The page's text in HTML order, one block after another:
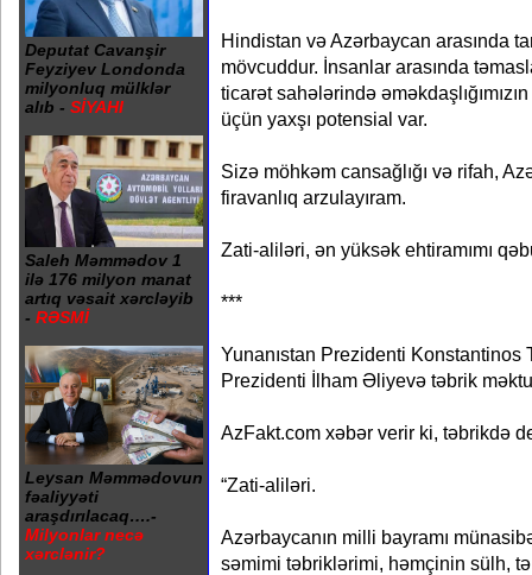
Deputat Cavanşir
Feyziyev Londonda
milyonluq mülklər
alıb - SİYAHI
Saleh Məmmədov 1
ilə 176 milyon manat
artıq vəsait xərcləyib
- RƏSMİ
Leysan Məmmədovun
fəaliyyəti
araşdırılacaq….-
Milyonlar necə
xərclənir?
Hindistan və Azərbaycan arasında
mövcuddur. İnsanlar arasında
ticarət sahələrində
üçün yaxşı potensial var.
Sizə möhkəm cansağlığı və rifah,
firavanlıq arzulayıram.
Zati-aliləri, ən yüksək ehtiramımı
***
Yunanıstan Prezidenti Konstantinos
Prezidenti İlham Əliyevə təbrik
AzFakt.com xəbər verir ki, təbrikdə
“Zati-aliləri.
Azərbaycanın milli bayramı
səmimi təbriklərimi, həmçinin sülh,